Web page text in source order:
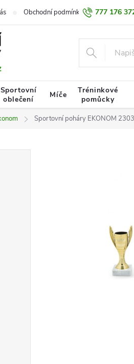
777 176
Obchodní podmínky Zásady
Sportovní
oblečení
Míče
Tréninkové
pomůcky
Sportovní poháry EKONOM